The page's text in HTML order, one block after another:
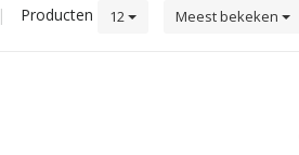
| Producten 12 Meest bekeken